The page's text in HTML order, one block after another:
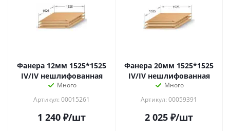
Фанера 12мм 1525*1525
IV/IV нешлифованная
Много
Артикул: 00015261
1 240 ₽/шт
Фанера 20мм 1525*1525
IV/IV нешлифованная
Много
Артикул: 00059391
2 025 ₽/шт